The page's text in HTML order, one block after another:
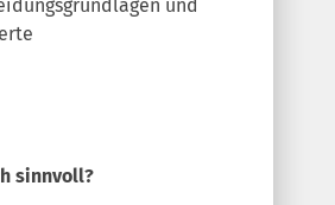
und
sinnvoll?